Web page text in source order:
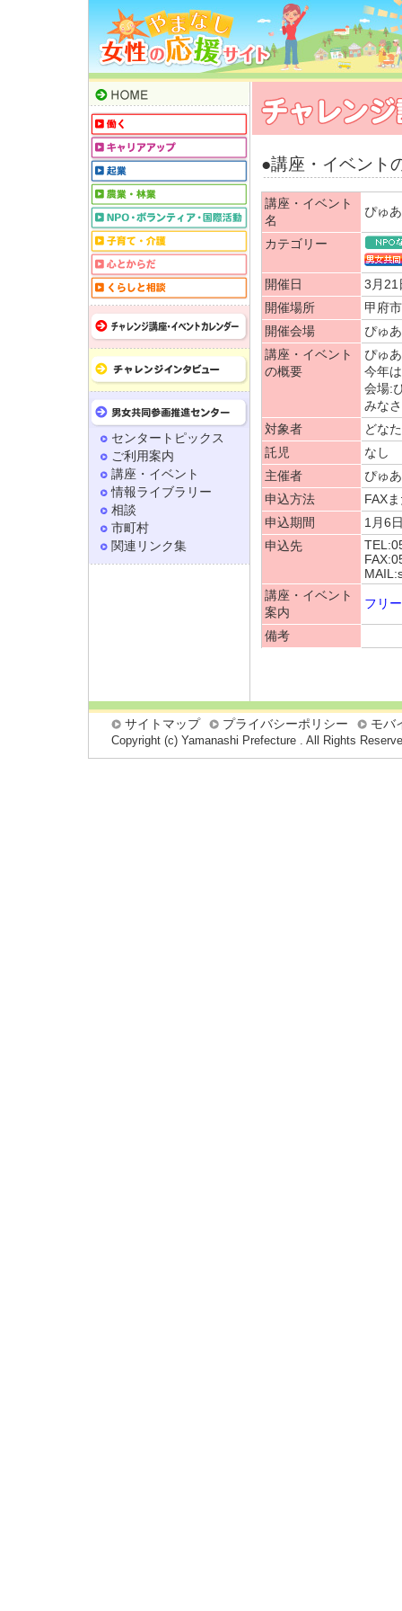
●講座・イベント
講座・イベント
名
ぴゅ
カテゴリー
開催日
3月21
開催場所
甲府
開催会場
ぴゅ
講座・イベント
の概要
ぴゅ
今年
会場:
みな
対象者
どな
託児
なし
主催者
ぴゅ
申込方法
FAX
申込期間
1月6
申込先
講座・イベント
案内
フリ
備考
センタートピックス
ご利用案内
講座・イベント
情報ライブラリー
相談
市町村
関連リンク集
サイトマップ プライバシーポリシー モバ
Copyright (c) Yamanashi Prefecture . All Rights